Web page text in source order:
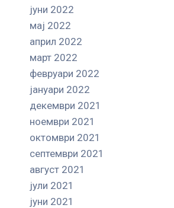
јуни 2022
мај 2022
април 2022
март 2022
февруари 2022
јануари 2022
декември 2021
ноември 2021
октомври 2021
септември 2021
август 2021
јули 2021
јуни 2021